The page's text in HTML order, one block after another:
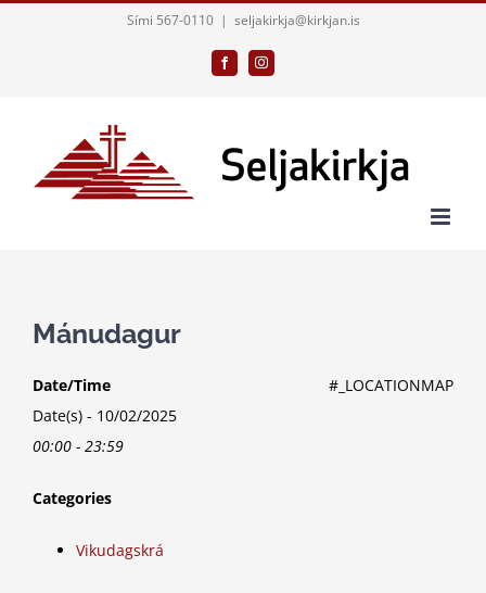
Sími 567-0110 | seljakirkja@kirkjan.is
FacebookInstagram
Mánudagur
#_LOCATIONMAP
Date/Time
Date(s) - 10/02/2025
00:00 - 23:59
Categories
Vikudagskrá